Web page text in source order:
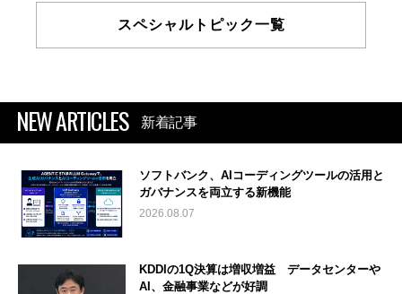
スペシャルトピック一覧
NEW ARTICLES 新着記事
ソフトバンク、AIコーディングツールの活用と
ガバナンスを両立する新機能
2026.08.07
KDDIの1Q決算は増収増益 データセンターや
AI、金融事業などが好調